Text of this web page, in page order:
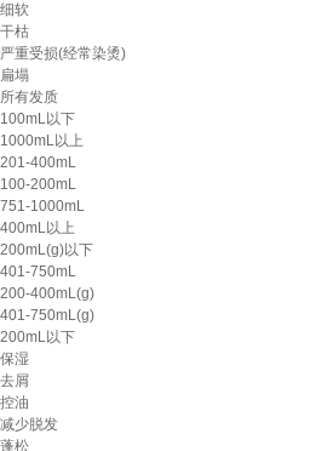
细软
干枯
严重受损(经常染烫)
扁塌
所有发质
100mL以下
1000mL以上
201-400mL
100-200mL
751-1000mL
400mL以上
200mL(g)以下
401-750mL
200-400mL(g)
401-750mL(g)
200mL以下
保湿
去屑
控油
减少脱发
蓬松